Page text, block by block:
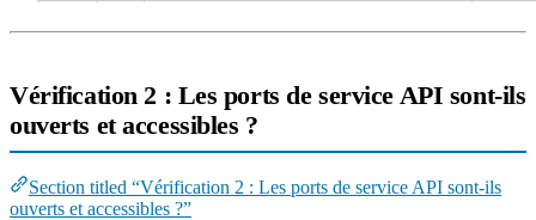
Vérification 2 : Les ports de service API sont-ils
ouverts et accessibles ?
Section titled “Vérification 2 : Les ports de service API sont-ils
ouverts et accessibles ?”